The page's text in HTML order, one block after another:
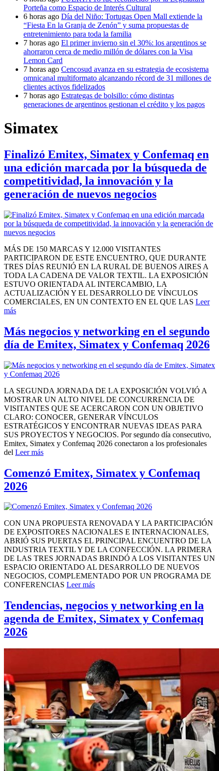
Porteña como Espacio de Interés Cultural
6 horas ago Día del Niño: Tortugas Open Mall extiende la
“Fiesta En la Granja de Zenón” y suma propuestas de
entretenimiento para toda la familia
7 horas ago El primer invierno sin el 30%: los argentinos se
ahorraron cerca de medio millón de dólares con la Visa
Lemon Card
7 horas ago Cencosud avanza en su estrategia de ecosistema
omnicanal multiformato alcanzando récord de 31 millones de
clientes activos fidelizados
7 horas ago Estrategas de bolsillo: cómo distintas
generaciones de argentinos gestionan el crédito y los pagos
Simatex
Finalizó Emitex, Simatex y Confemaq en
una edición marcada por la búsqueda de
competitividad, la innovación y la
generación de nuevos negocios
MÁS DE 150 MARCAS Y 12.000 VISITANTES
PARTICIPARON DE ESTE ENCUENTRO, QUE DURANTE
TRES DÍAS REUNIÓ EN LA RURAL DE BUENOS AIRES A
TODA LA CADENA DE VALOR TEXTIL. LA EXPOSICIÓN
ESTUVO ORIENTADA AL INTERCAMBIO, LA
ACTUALIZACIÓN Y EL DESARROLLO DE VÍNCULOS
COMERCIALES, EN UN CONTEXTO EN EL QUE LAS Leer
más
Más negocios y networking en el segundo
día de Emitex, Simatex y Confemaq 2026
LA SEGUNDA JORNADA DE LA EXPOSICIÓN VOLVIÓ A
MOSTRAR UN ALTO NIVEL DE CONCURRENCIA DE
VISITANTES QUE SE ACERCARON CON UN OBJETIVO
CLARO: CONOCER, GENERAR VÍNCULOS
ESTRATÉGICOS Y ENCONTRAR NUEVAS IDEAS PARA
SUS PROYECTOS Y NEGOCIOS. Por segundo día consecutivo,
Emitex, Simatex y Confemaq 2026 conectaron a los profesionales
del Leer más
Comenzó Emitex, Simatex y Confemaq
2026
CON UNA PROPUESTA RENOVADA Y LA PARTICIPACIÓN
DE EXPOSITORES NACIONALES E INTERNACIONALES,
ABRIÓ SUS PUERTAS EL PRINCIPAL ENCUENTRO DE LA
INDUSTRIA TEXTIL Y DE LA CONFECCIÓN. LA PRIMERA
DE LAS TRES JORNADAS BRINDÓ A LOS VISITANTES UN
ESPACIO ORIENTADO AL DESARROLLO DE NUEVOS
NEGOCIOS, COMPLEMENTADO POR UN PROGRAMA DE
CONFERENCIAS Leer más
Tendencias, negocios y networking en la
agenda de Emitex, Simatex y Confemaq
2026